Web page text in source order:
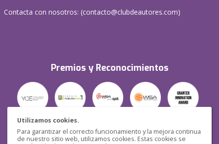
Utilizamos cookies.
Para garantizar el correcto funcionamiento y la mejora continua
de nuestro sitio web, utilizamos cookies. Estas cookies se
Contacta con nosotros: (contacto@clubdeautores.com)
Premios y Reconocimientos
Seguridad